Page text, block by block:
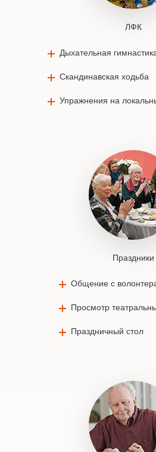
ЛФК
Дыхательная
Скандинавская ходьба
Упражнения на
Праздники
Общение с
Просмотр
Праздничный стол